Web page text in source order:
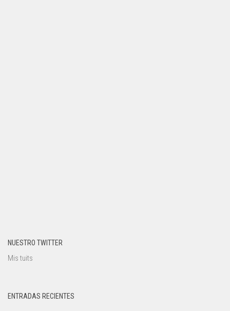
NUESTRO TWITTER
Mis tuits
ENTRADAS RECIENTES